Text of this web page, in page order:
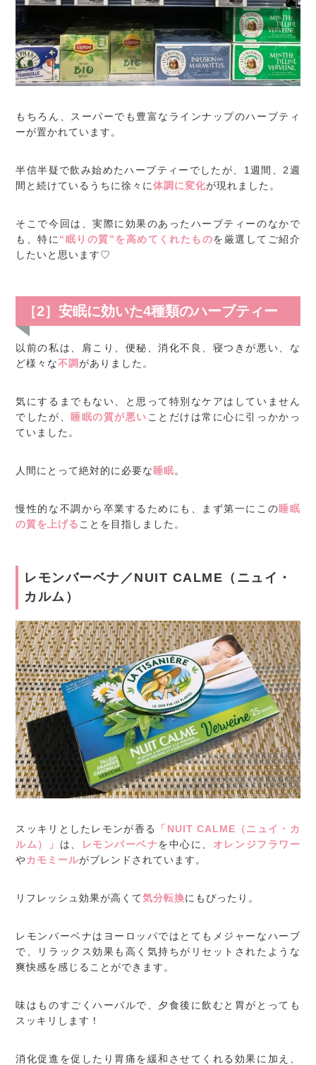
もちろん、スーパーでも豊富なラインナップのハーブティ
ーが置かれています。
半信半疑で飲み始めたハーブティーでしたが、1週間、2週
間と続けているうちに徐々に体調に変化が現れました。
そこで今回は、実際に効果のあったハーブティーのなかで
も、特に “眠りの質”を高めてくれたものを厳選してご紹介
したいと思います♡
［2］安眠に効いた4種類のハーブティー
以前の私は、肩こり、便秘、消化不良、寝つきが悪い、な
ど様々な不調がありました。
気にするまでもない、と思って特別なケアはしていません
でしたが、睡眠の質が悪い ことだけは常に心に引っかかっ
ていました。
人間にとって絶対的に必要な睡眠。
慢性的な不調から卒業するためにも、まず第一にこの睡眠
の質を上げる ことを目指しました。
レモンバーベナ／NUIT CALME（ニュイ・
カルム）
スッキリとしたレモンが香る
「NUIT CALME（ニュイ・カ
ルム）」 は、 レモンバーベナを中心に、 オレンジフラワー
やカモミールがブレンドされています。
リフレッシュ効果が高くて気分転換にもぴったり。
レモンバーベナはヨーロッパではとてもメジャーなハーブ
で、リラックス効果も高く気持ちがリセットされたような
爽快感を感じることができます。
味はものすごくハーバルで、夕食後に飲むと胃がとっても
スッキリします！
消化促進を促したり胃痛を緩和させてくれる効果に加え、